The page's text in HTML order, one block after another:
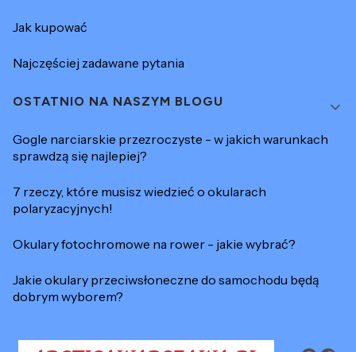
Jak kupować
Najczęściej zadawane pytania
OSTATNIO NA NASZYM BLOGU
Gogle narciarskie przezroczyste - w jakich warunkach
sprawdzą się najlepiej?
7 rzeczy, które musisz wiedzieć o okularach
polaryzacyjnych!
Okulary fotochromowe na rower - jakie wybrać?
Jakie okulary przeciwsłoneczne do samochodu będą
dobrym wyborem?